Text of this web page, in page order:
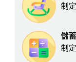
制
儲
制